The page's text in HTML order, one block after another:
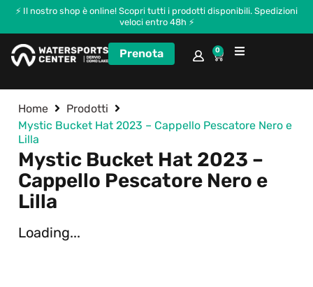
⚡ Il nostro shop è online! Scopri tutti i prodotti disponibili. Spedizioni
veloci entro 48h ⚡
Prenota 0
Home
Prodotti
Mystic Bucket Hat 2023 – Cappello Pescatore Nero e
Lilla
Mystic Bucket Hat 2023 –
Cappello Pescatore Nero e
Lilla
Loading...